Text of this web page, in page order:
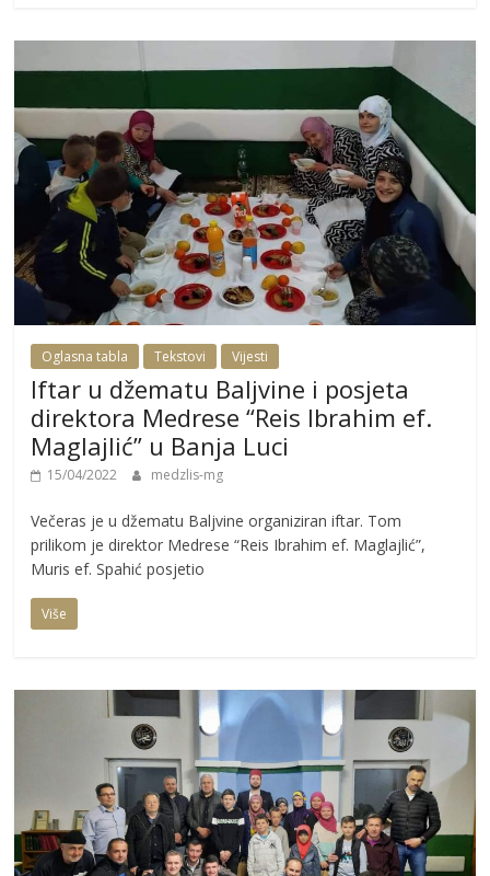
Oglasna tabla Tekstovi Vijesti
Iftar u džematu Baljvine i posjeta
direktora Medrese “Reis Ibrahim ef.
Maglajlić” u Banja Luci
15/04/2022 medzlis-mg
Večeras je u džematu Baljvine organiziran iftar. Tom
prilikom je direktor Medrese “Reis Ibrahim ef. Maglajlić”,
Muris ef. Spahić posjetio
Više